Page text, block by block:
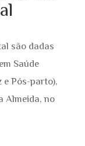
são dadas
Saúde
Pós-parto),
Almeida, no